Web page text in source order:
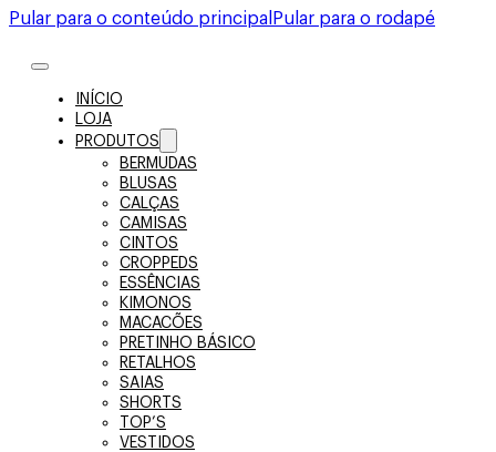
Pular para o conteúdo principal Pular para o rodapé
INÍCIO
LOJA
PRODUTOS
BERMUDAS
BLUSAS
CALÇAS
CAMISAS
CINTOS
CROPPEDS
ESSÊNCIAS
KIMONOS
MACACÕES
PRETINHO BÁSICO
RETALHOS
SAIAS
SHORTS
TOP’S
VESTIDOS